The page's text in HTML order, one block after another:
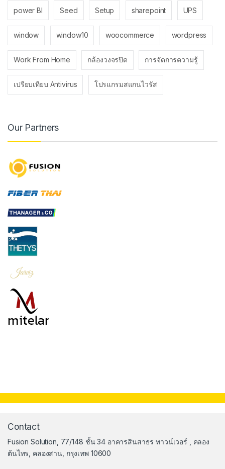
power BI Seed Setup sharepoint UPS
window window10 woocommerce wordpress
Work From Home กล้องวงจรปิด การจัดการความรู้
เปรียบเทียบ Antivirus โปรแกรมสแกนไวรัส
Our Partners
Contact
Fusion Solution, 77/148 ชั้น 34 อาคารสินสาธร ทาวน์เวอร์ , คลอง
ต้นไทร, คลองสาน, กรุงเทพ 10600